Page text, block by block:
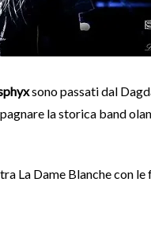
sono passati dal
la storica band
La Dame Blanche con le